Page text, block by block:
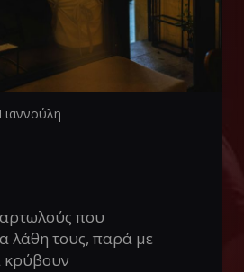
που
λάθη τους, παρά με
κρύβουν